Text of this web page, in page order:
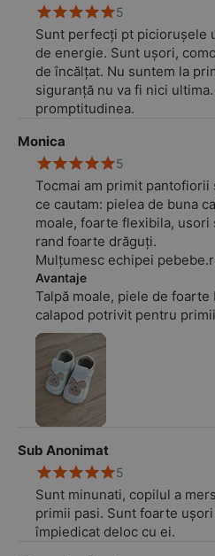
5
Sunt perfecți pt piciorușele
de energie. Sunt ușori,
de încălțat. Nu suntem la
siguranță nu va fi nici
promptitudinea.
Monica
5
Tocmai am primit pantofiorii
ce cautam: pielea de buna
moale, foarte flexibila, usori
rand foarte drăguți.
Mulțumesc echipei
consiliat si m-a ajutat sa
potriviti.
Avantaje
Talpă moale, piele de foarte
calapod potrivit pentru
Sub Anonimat
5
Sunt minunati, copilul a
primii pasi. Sunt foarte
împiedicat deloc cu ei.